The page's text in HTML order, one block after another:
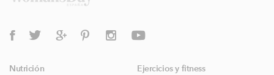
Nutrición
Ejercicios y fitness